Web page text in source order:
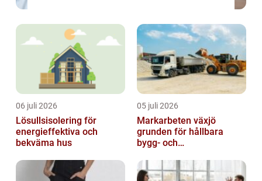
06 juli 2026
Lösullsisolering för
energieffektiva och
bekväma hus
05 juli 2026
Markarbeten växjö
grunden för hållbara
bygg- och